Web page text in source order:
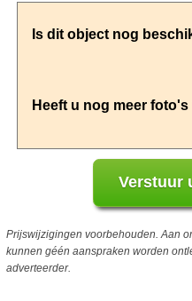
Prijswijzigingen voorbehouden. Aan
kunnen géén aanspraken worden
adverteerder.